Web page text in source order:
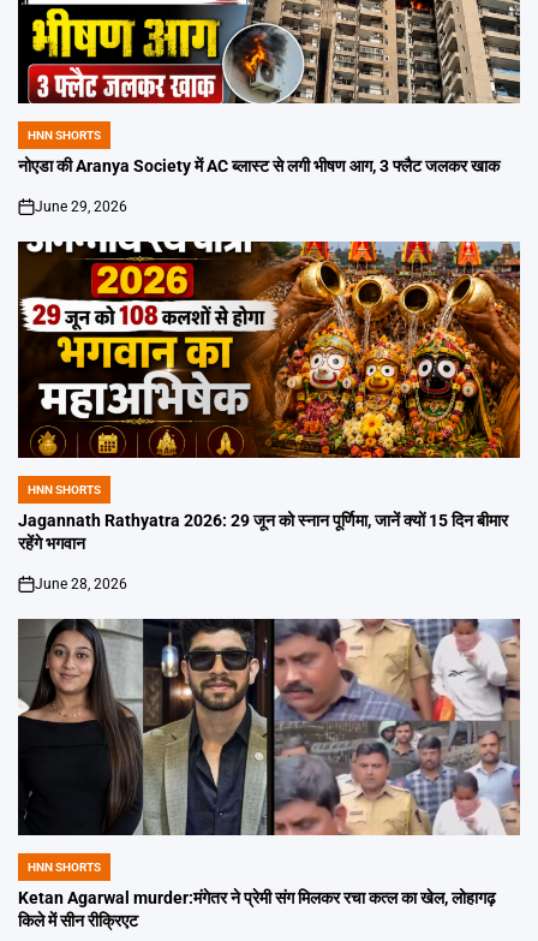
POSTED
IN
HNN SHORTS
नोएडा की Aranya Society में AC ब्लास्ट से लगी भीषण आग, 3 फ्लैट जलकर खाक
on
June 29, 2026
POSTED
IN
HNN SHORTS
Jagannath Rathyatra 2026: 29 जून को स्नान पूर्णिमा, जानें क्यों 15 दिन बीमार
रहेंगे भगवान
on
June 28, 2026
POSTED
IN
HNN SHORTS
Ketan Agarwal murder:मंगेतर ने प्रेमी संग मिलकर रचा कत्ल का खेल, लोहागढ़
किले में सीन रीक्रिएट